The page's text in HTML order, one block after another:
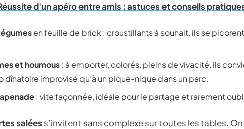
d'un apéro entre amis : astuces et conseils
en feuille de brick : croustillants à souhait, ils se picorent
et houmous: à emporter, colorés, pleins de vivacité, ils
dînatoire improvisé qu’à un pique-nique dans un parc.
: vite façonnée, idéale pour le partage et rarement
salées s’invitent sans complexe sur toutes les tables. On